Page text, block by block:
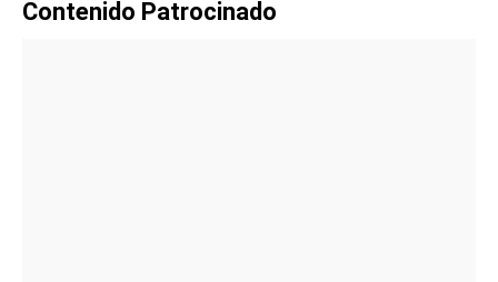
Contenido Patrocinado